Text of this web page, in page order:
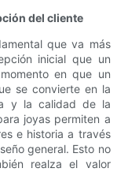
del cliente
que va más
inicial que un
en que un
se convierte en la
y la calidad de la
joyas permiten a
e historia a través
general. Esto no
realza el valor